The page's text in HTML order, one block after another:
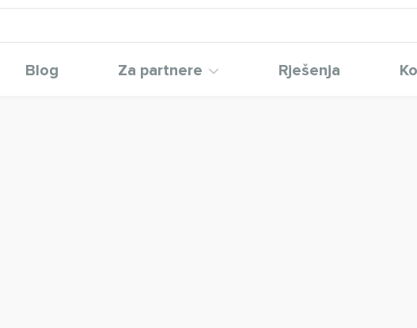
Blog Za partnere Rješenja